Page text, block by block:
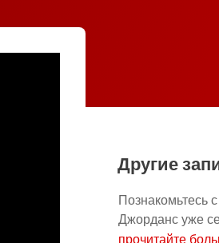
Другие
Познакомьтесь
Джорданс уже